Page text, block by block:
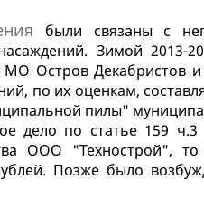
были связаны с
Зимой 2013-
МО Остров Декабристов
по их оценкам,
пилы"
дело по статье 159
ООО "Технострой",
Позже было